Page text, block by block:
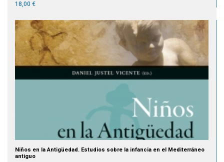
18,00 €
Niños en la Antigüedad. Estudios sobre la infancia en el Mediterráneo
antiguo